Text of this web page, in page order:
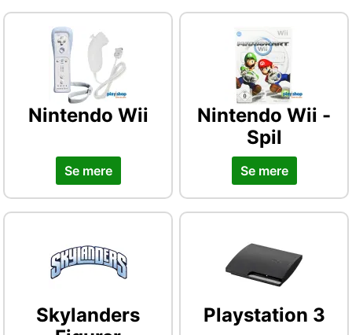
Nintendo Wii
Se mere
Nintendo Wii -
Spil
Se mere
Skylanders
Playstation 3